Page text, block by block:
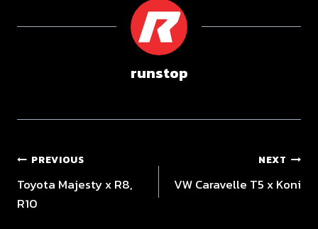
runstop
PREVIOUS
Toyota Majesty x R8,
R10
NEXT
VW Caravelle T5 x Koni